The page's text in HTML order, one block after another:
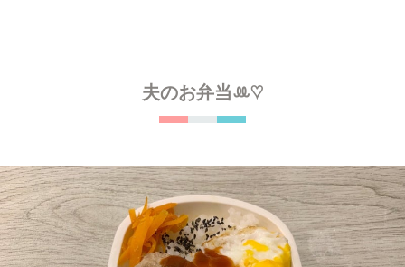
夫のお弁当ꔛ‬♡‪